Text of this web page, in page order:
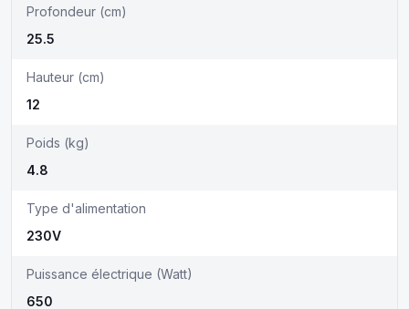
Profondeur (cm)
25.5
Hauteur (cm)
12
Poids (kg)
4.8
Type d'alimentation
230V
Puissance électrique (Watt)
650